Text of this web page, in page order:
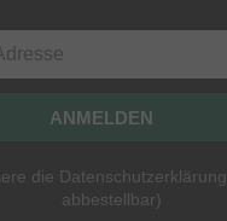
ANMELDEN
die Datenschutzerklärung
abbestellbar)